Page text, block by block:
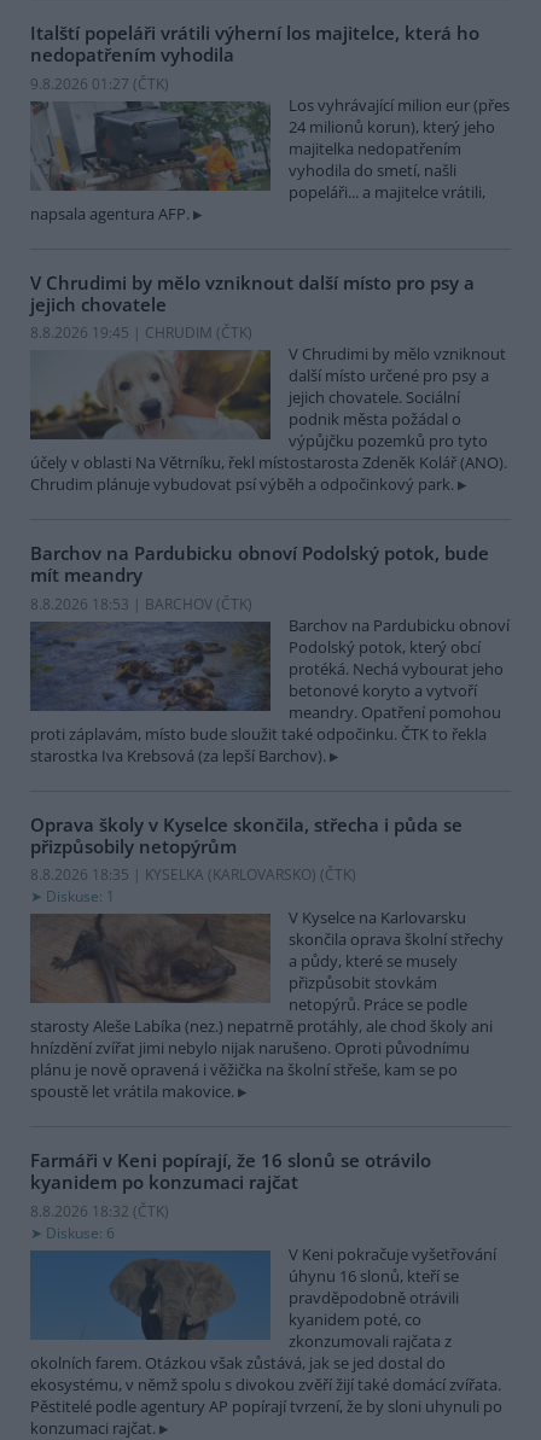
Italští popeláři vrátili výherní los majitelce, která ho
nedopatřením vyhodila
9.8.2026 01:27 (ČTK)
Los vyhrávající milion eur (přes
24 milionů korun), který jeho
majitelka nedopatřením
vyhodila do smetí, našli
popeláři... a majitelce vrátili,
napsala agentura AFP.
V Chrudimi by mělo vzniknout další místo pro psy a
jejich chovatele
8.8.2026 19:45 | CHRUDIM (ČTK)
V Chrudimi by mělo vzniknout
další místo určené pro psy a
jejich chovatele. Sociální
podnik města požádal o
výpůjčku pozemků pro tyto
účely v oblasti Na Větrníku, řekl místostarosta Zdeněk Kolář (ANO).
Chrudim plánuje vybudovat psí výběh a odpočinkový park.
Barchov na Pardubicku obnoví Podolský potok, bude
mít meandry
8.8.2026 18:53 | BARCHOV (ČTK)
Barchov na Pardubicku obnoví
Podolský potok, který obcí
protéká. Nechá vybourat jeho
betonové koryto a vytvoří
meandry. Opatření pomohou
proti záplavám, místo bude sloužit také odpočinku. ČTK to řekla
starostka Iva Krebsová (za lepší Barchov).
Oprava školy v Kyselce skončila, střecha i půda se
přizpůsobily netopýrům
8.8.2026 18:35 | KYSELKA (KARLOVARSKO) (ČTK)
Diskuse: 1
V Kyselce na Karlovarsku
skončila oprava školní střechy
a půdy, které se musely
přizpůsobit stovkám
netopýrů. Práce se podle
starosty Aleše Labíka (nez.) nepatrně protáhly, ale chod školy ani
hnízdění zvířat jimi nebylo nijak narušeno. Oproti původnímu
plánu je nově opravená i věžička na školní střeše, kam se po
spoustě let vrátila makovice.
Farmáři v Keni popírají, že 16 slonů se otrávilo
kyanidem po konzumaci rajčat
8.8.2026 18:32 (ČTK)
Diskuse: 6
V Keni pokračuje vyšetřování
úhynu 16 slonů, kteří se
pravděpodobně otrávili
kyanidem poté, co
zkonzumovali rajčata z
okolních farem. Otázkou však zůstává, jak se jed dostal do
ekosystému, v němž spolu s divokou zvěří žijí také domácí zvířata.
Pěstitelé podle agentury AP popírají tvrzení, že by sloni uhynuli po
konzumaci rajčat.